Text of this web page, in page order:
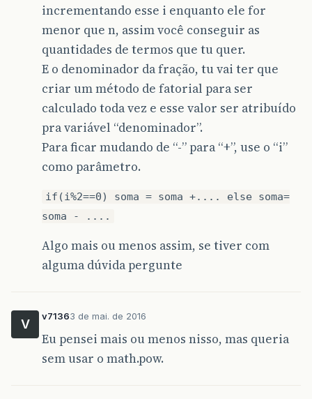
incrementando esse i enquanto ele for
menor que n, assim você conseguir as
quantidades de termos que tu quer.
E o denominador da fração, tu vai ter que
criar um método de fatorial para ser
calculado toda vez e esse valor ser atribuído
pra variável “denominador”.
Para ficar mudando de “-” para “+”, use o “i”
como parâmetro.
if(i%2==0) soma = soma +.... else soma=
soma - ....
Algo mais ou menos assim, se tiver com
alguma dúvida pergunte
V
v71363 de mai. de 2016
Eu pensei mais ou menos nisso, mas queria
sem usar o math.pow.